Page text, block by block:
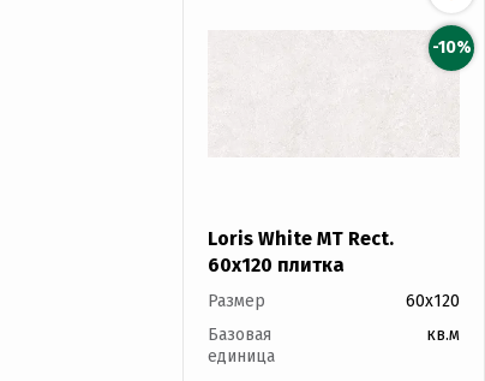
-10%
Loris White MT Rect.
60x120 плитка
Размер
60x120
Базовая
единица
кв.м